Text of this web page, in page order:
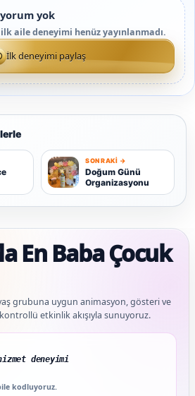
yorum yok
aile deneyimi henüz yayınlanmadı.
İlk deneyimi paylaş
D
SONRAKI →
Doğum Günü
Organizasyonu
En Baba Çocuk
grubuna uygun animasyon, gösteri ve
etkinlik akışıyla sunuyoruz.
deneyimi
kodluyoruz.
ağı hizmet deneyimi; 91 platform genelinde